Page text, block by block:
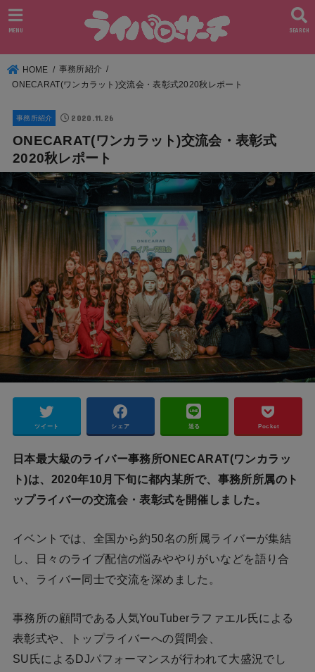
SEARCH
MENU
HOME
事務所紹介
ONECARAT(ワンカラット)交流会・表彰式2020秋レポート
事務所紹介 2020.11.26
ONECARAT(ワンカラット)交流会・表彰式
2020秋レポート
ツイート シェア 送る Pocket
日本最大級のライバー事務所ONECARAT(ワンカラッ
ト)は、2020年10月下旬に都内某所で、事務所所属のト
ップライバーの交流会・表彰式を開催しました。
イベントでは、全国から約50名の所属ライバーが集結
し、日々のライブ配信の悩みややりがいなどを語り合
い、ライバー同士で交流を深めました。
事務所の顧問である人気YouTuberラファエル氏による
表彰式や、トップライバーへの質問会、
SU氏によるDJパフォーマンスが行われて大盛況でし